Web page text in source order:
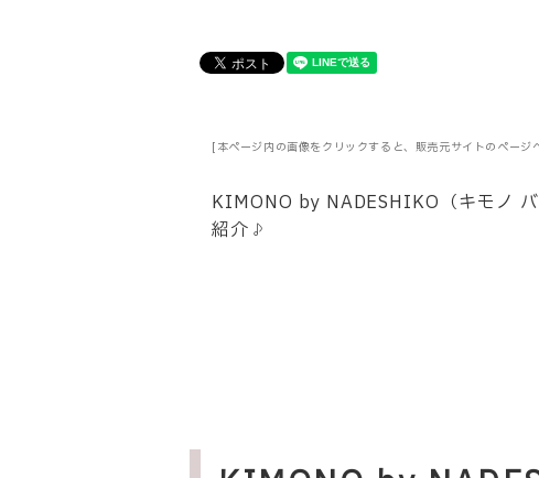
[本ページ内の画像をクリックすると、販売元サイトのペー
KIMONO by NADESHIKO（キモノ
紹介♪